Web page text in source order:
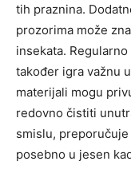
tih praznina.
prozorima može
insekata.
također igra važnu
materijali mogu
redovno čistiti
smislu,
posebno u jesen